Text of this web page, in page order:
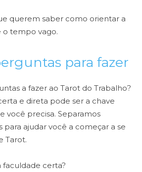
querem saber como orientar a
o tempo vago.
para fazer
a fazer ao Tarot do Trabalho?
e direta pode ser a chave
você precisa. Separamos
para ajudar você a começar a se
Tarot.
faculdade certa?